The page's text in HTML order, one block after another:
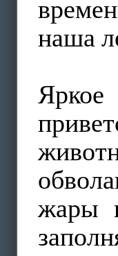
наша
Яркое
жары